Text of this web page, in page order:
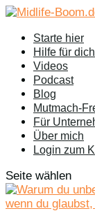
Starte hier
Hilfe für dich
Videos
Podcast
Blog
Mutmach-
Für
Über mich
Login zum
Seite wählen